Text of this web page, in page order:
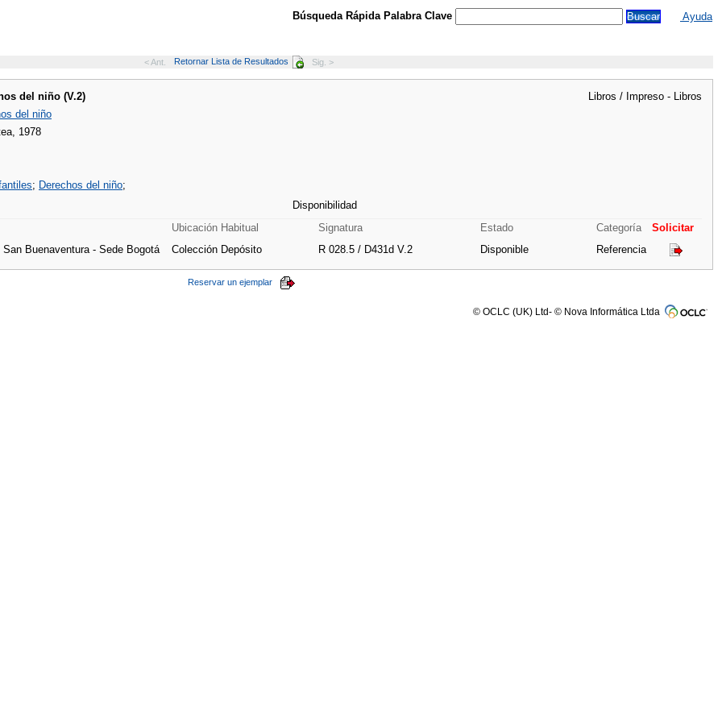
Búsqueda Rápida Palabra Clave Ayuda
< Ant. Retornar Lista de Resultados Sig. >
del niño (V.2)
Libros / Impreso - Libros
del niño
1978
; Derechos del niño;
Disponibilidad
Ubicación Habitual
Signatura Estado Categoría
Solicitar
Buenaventura - Sede Bogotá
Colección Depósito R 028.5 / D431d V.2 Disponible Referencia
Reservar un ejemplar
© OCLC (UK) Ltd- © Nova Informática Ltda